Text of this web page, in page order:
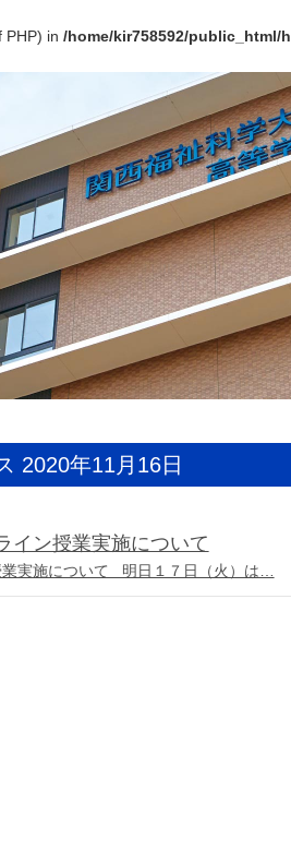
PHP) in /home/kir758592/
2020年11月16日
ン授業実施について
実施について 明日１７日（火）は…